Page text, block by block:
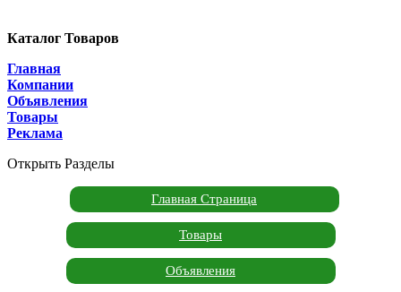
Каталог Товаров
Главная
Компании
Объявления
Товары
Реклама
Открыть Разделы
Главная Страница
Товары
Объявления